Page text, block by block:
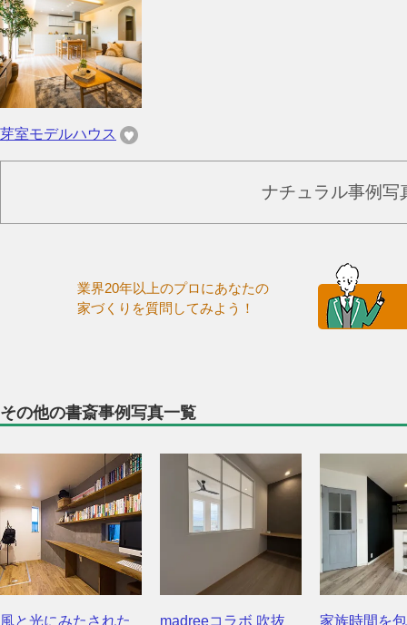
芽室モデルハウス
ナチュラル事例写
業界20年以上のプロにあなたの
家づくりを質問してみよう！
その他の書斎事例写真一覧
風と光にみたされた
madreeコラボ 吹抜
家族時間を